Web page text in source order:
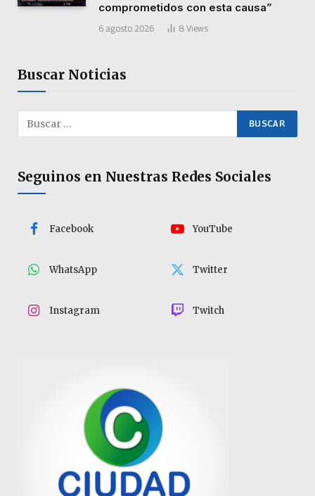
comprometidos con esta causa”
6 agosto 2026 8 Views
Buscar Noticias
Seguinos en Nuestras Redes Sociales
Facebook YouTube
WhatsApp Twitter
Instagram Twitch